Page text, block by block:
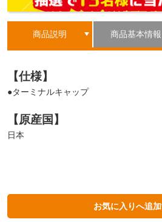
商品説明 商品基本情報
【仕様】
●ターミナルキャップ
【原産国】
日本